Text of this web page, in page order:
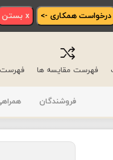
درخواست همکاری -> x بستن
فهرست مقایسه ها فهرست
فروشندگان